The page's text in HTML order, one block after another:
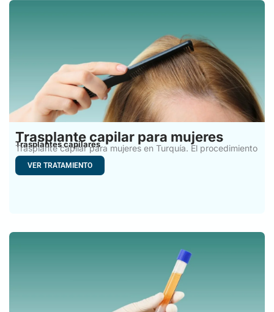
Trasplante capilar para mujeres
Trasplantes capilares
Trasplante capilar para mujeres en Turquía. El procedimiento
de trasplante
VER TRATAMIENTO